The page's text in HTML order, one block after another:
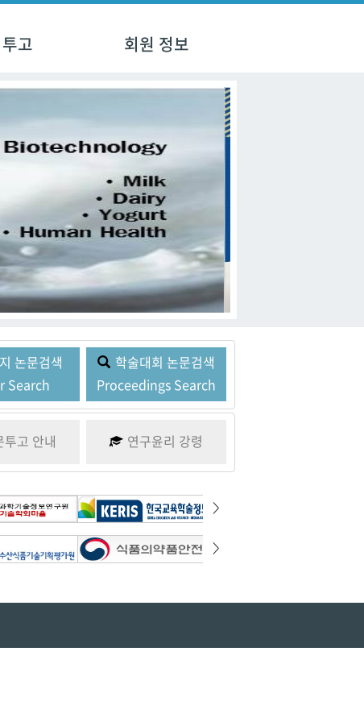
고 회원 정보
논문검색
Search
학술대회 논문검색
Proceedings Search
투고 안내 연구윤리 강령
>
>